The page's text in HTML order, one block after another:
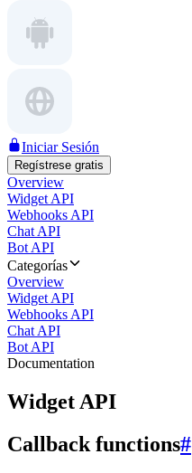
Iniciar Sesión
Regístrese gratis
Overview
Widget API
Webhooks API
Chat API
Bot API
Categorías
Overview
Widget API
Webhooks API
Chat API
Bot API
Documentation
Widget API
Callback functions#